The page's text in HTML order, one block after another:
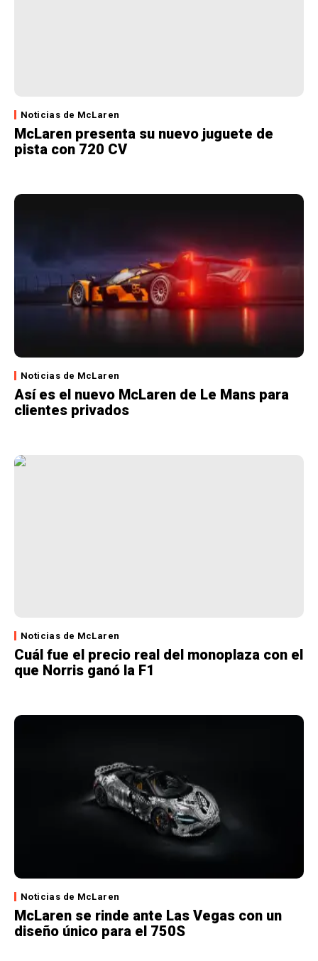
Noticias de McLaren
McLaren presenta su nuevo juguete de
pista con 720 CV
Noticias de McLaren
Así es el nuevo McLaren de Le Mans para
clientes privados
Noticias de McLaren
Cuál fue el precio real del monoplaza con el
que Norris ganó la F1
Noticias de McLaren
McLaren se rinde ante Las Vegas con un
diseño único para el 750S